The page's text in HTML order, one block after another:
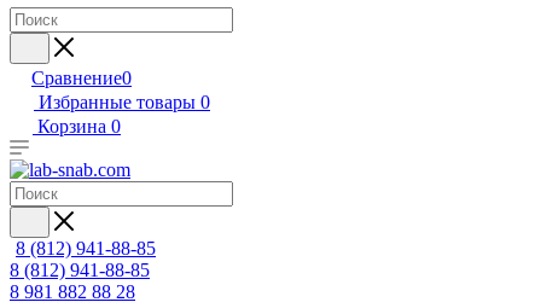
Сравнение0
Избранные товары 0
Корзина 0
8 (812) 941-88-85
8 (812) 941-88-85
8 981 882 88 28